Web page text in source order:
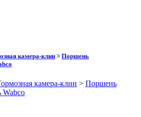
камера-клин> Поршень
камера-клин > Поршень
Wabco